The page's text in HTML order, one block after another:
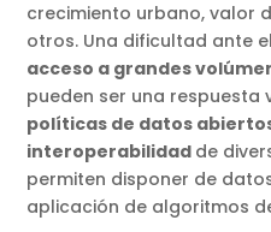
crecimiento urbano, valor
otros. Una dificultad ante
acceso a grandes
pueden ser una respuesta
políticas de datos
interoperabilidad de
permiten disponer de
aplicación de algoritmos